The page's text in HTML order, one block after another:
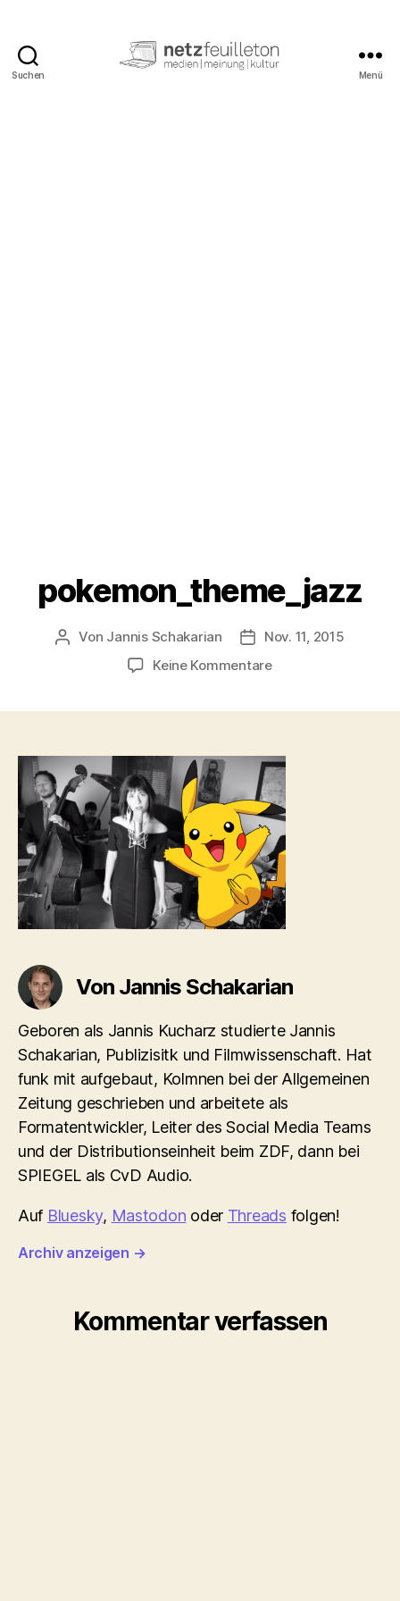
Suchen Menü
pokemon_theme_jazz
Beitragsautor
Von Jannis Schakarian
Nov. 11, 2015
Keine Kommentarezu
Von Jannis Schakarian
Geboren als Jannis Kucharz studierte Jannis
Schakarian, Publizisitk und Filmwissenschaft. Hat
funk mit aufgebaut, Kolmnen bei der Allgemeinen
Zeitung geschrieben und arbeitete als
Formatentwickler, Leiter des Social Media Teams
und der Distributionseinheit beim ZDF, dann bei
SPIEGEL als CvD Audio.
Auf Bluesky, Mastodon oder Threads folgen!
Archiv anzeigen →
Kommentar verfassen